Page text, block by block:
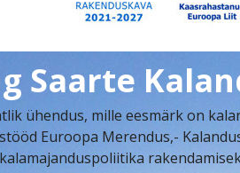
Saarte
ühendus, mille eesmärk on
Euroopa Merendus,-